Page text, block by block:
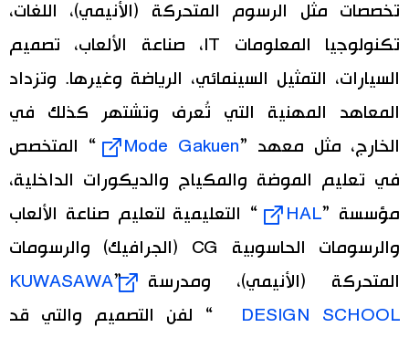
تخصصات مثل الرسوم المتحركة (الأنيمي)، اللغات،
تكنولوجيا المعلومات IT، صناعة الألعاب، تصميم
السيارات، التمثيل السينمائي، الرياضة وغيرها. وتزداد
المعاهد المهنية التي تُعرف وتشتهر كذلك في
الخارج، مثل معهد ”Mode Gakuen
“ المتخصص
في تعليم الموضة والمكياج والديكورات الداخلية،
مؤسسة ”HAL
“ التعليمية لتعليم صناعة الألعاب
والرسومات الحاسوبية CG (الجرافيك) والرسومات
المتحركة (الأنيمي)، ومدرسة ”KUWASAWA
DESIGN SCHOOL
“ لفن التصميم والتي قد